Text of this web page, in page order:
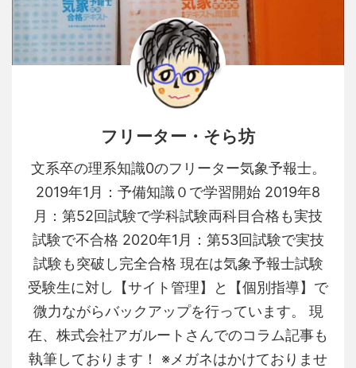
フリーター・そら坊
文系卒の理系知識0のフリーター気象予報士。
2019年1月：予備知識０で学習開始 2019年8
月：第52回試験で学科試験両科目合格も実技
試験で不合格 2020年1月：第53回試験で実技
試験も突破し完全合格 現在は気象予報士試験
受験生に対し【サイト管理】と【個別指導】で
微力ながらバックアップを行っています。 現
在、株式会社アガルートさんでのコラム記事も
執筆しております！ ※メガネはかけておりませ